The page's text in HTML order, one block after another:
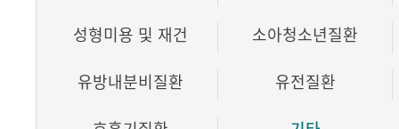
성형미용 및 재건
소아청소년질환
유방내분비질환
유전질환